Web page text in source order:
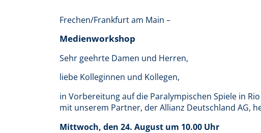
Frechen/Frankfurt am Main –
Medienworkshop
Sehr geehrte Damen und Herren,
liebe Kolleginnen und Kollegen,
in Vorbereitung auf die Paralympischen Spiele in
mit unserem Partner, der Allianz Deutschland AG,
Mittwoch, den 24. August um 10.00 Uhr